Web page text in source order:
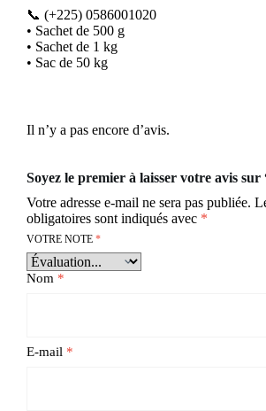
📞 (+225) 0586001020
• Sachet de 500 g
• Sachet de 1 kg
• Sac de 50 kg
Il n’y a pas encore d’avis.
Soyez le premier à laisser votre avis sur
Votre adresse e-mail ne sera pas publiée.
obligatoires sont indiqués avec *
VOTRE NOTE *
Nom *
E-mail *